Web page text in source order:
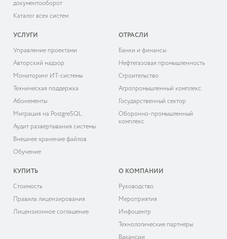
документооборот
Каталог всех систем
УСЛУГИ
Управление проектами
Авторский надзор
Мониторинг ИТ-системы
Техническая поддержка
Абонементы
Миграция на PostgreSQL
Аудит развёртывания системы
Внешнее хранение файлов
Обучение
ОТРАСЛИ
Банки и финансы
Нефтегазовая промышленность
Строительство
Агропромышленный комплекс
Государственный сектор
Оборонно-промышленный
комплекс
КУПИТЬ
Cтоимость
Правила лицензирования
Лицензионное соглашение
О КОМПАНИИ
Руководство
Мероприятия
Инфоцентр
Технологические партнёры
Вакансии